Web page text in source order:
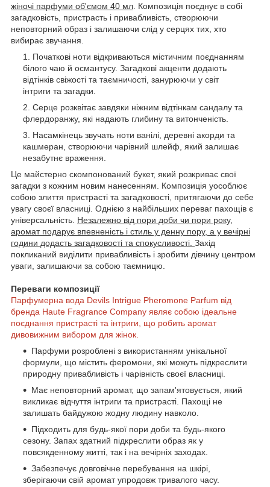
жіночі парфуми об'ємом 40 мл . Композиція поєднує в собі
загадковість, пристрасть і привабливість, створюючи
неповторний образ і залишаючи слід у серцях тих, хто
вибирає звучання.
Початкові ноти відкриваються містичним поєднанням
білого чаю й османтусу. Загадкові акценти додають
відтінків свіжості та таємничості, занурюючи у світ
інтриги та загадки.
Серце розквітає завдяки ніжним відтінкам сандалу та
флердоранжу, які надають глибину та витонченість.
Насамкінець звучать ноти ванілі, деревні акорди та
кашмеран, створюючи чарівний шлейф, який залишає
незабутнє враження.
Це майстерно скомпонований букет, який розкриває свої
загадки з кожним новим нанесенням. Композиція уособлює
собою злиття пристрасті та загадковості, притягаючи до себе
увагу своєї власниці. Однією з найбільших переваг пахощів є
універсальність. Незалежно від пори доби чи пори року,
аромат подарує впевненість і стиль у денну пору, а у вечірні
години додасть загадковості та спокусливості. Захід
покликаний виділити привабливість і зробити дівчину центром
уваги, залишаючи за собою таємницю.
Переваги композиції
Парфумерна вода Devils Intrigue Pheromone Parfum від
бренда Haute Fragrance Company являє собою ідеальне
поєднання пристрасті та інтриги, що робить аромат
дивовижним вибором для жінок.
Парфуми розроблені з використанням унікальної
формули, що містить феромони, які можуть підкреслити
природну привабливість і чарівність своєї власниці.
Має неповторний аромат, що запам'ятовується, який
викликає відчуття інтриги та пристрасті. Пахощі не
залишать байдужою жодну людину навколо.
Підходить для будь-якої пори доби та будь-якого
сезону. Запах здатний підкреслити образ як у
повсякденному житті, так і на вечірніх заходах.
Забезпечує довговічне перебування на шкірі,
зберігаючи свій аромат упродовж тривалого часу.